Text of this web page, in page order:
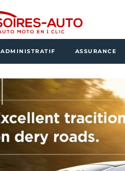
ADMINISTRATIF ASSURANCE